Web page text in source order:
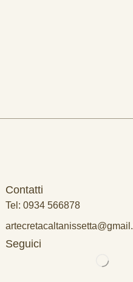
Contatti
Tel: 0934 566878
Seguici